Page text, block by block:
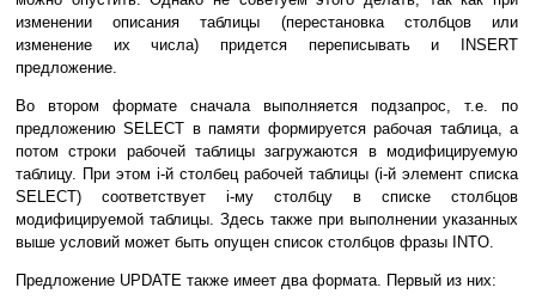
изменении описания таблицы (перестановка столбцов или
изменение их числа) придется переписывать и INSERT
предложение.
Во втором формате сначала выполняется подзапрос, т.е. по
предложению SELECT в памяти формируется рабочая таблица, а
потом строки рабочей таблицы загружаются в модифицируемую
таблицу. При этом i-й столбец рабочей таблицы (i-й элемент списка
SELECT) соответствует i-му столбцу в списке столбцов
модифицируемой таблицы. Здесь также при выполнении указанных
выше условий может быть опущен список столбцов фразы INTO.
Предложение UPDATE также имеет два формата. Первый из них: